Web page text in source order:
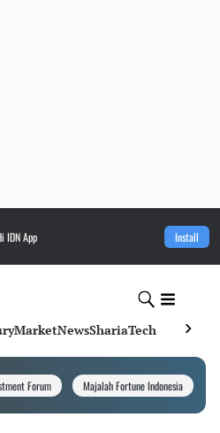
IDN App Install
MarketNewsShariaTech
Forum Majalah Fortune Indonesia